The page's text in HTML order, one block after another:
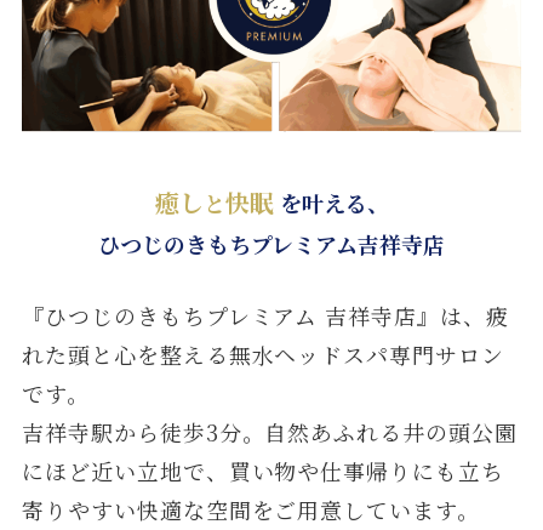
癒し と快眠 を叶える、
ひつじのきもちプレミアム吉祥寺店
『ひつじのきもちプレミアム 吉祥寺店』は、疲
れた頭と心を整える無水ヘッドスパ専門サロン
です。
吉祥寺駅から徒歩3分。自然あふれる井の頭公園
にほど近い立地で、買い物や仕事帰りにも立ち
寄りやすい快適な空間をご用意しています。